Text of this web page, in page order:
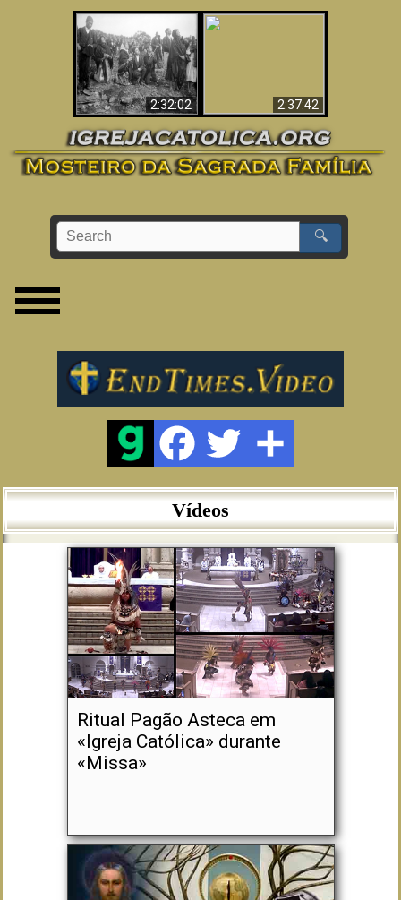
2:32:02
O Terceiro Segredo
de Fátima
2:37:42
🔍
Vídeos
Ritual Pagão Asteca em
«Igreja Católica» durante
«Missa»